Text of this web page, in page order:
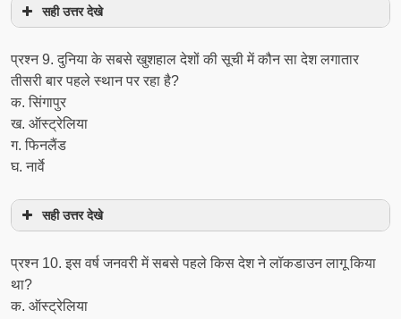
सही उत्तर देखे
प्रश्न 9. दुनिया के सबसे खुशहाल देशों की सूची में कौन सा देश लगातार
तीसरी बार पहले स्थान पर रहा है?
क. सिंगापुर
ख. ऑस्ट्रेलिया
ग. फिनलैंड
घ. नार्वे
सही उत्तर देखे
प्रश्न 10. इस वर्ष जनवरी में सबसे पहले किस देश ने लॉकडाउन लागू किया
था?
क. ऑस्ट्रेलिया